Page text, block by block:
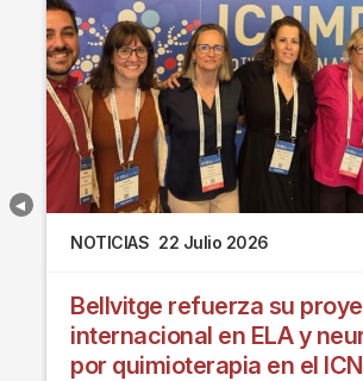
NOTICIAS 22 Julio 2026
Bellvitge refuerza su
internacional en ELA y
por quimioterapia en el